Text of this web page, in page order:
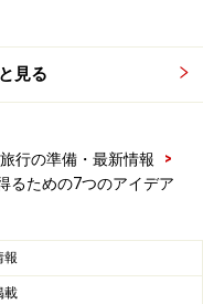
見る
行の準備・最新情報
>
るための7つのアイデア
報
載